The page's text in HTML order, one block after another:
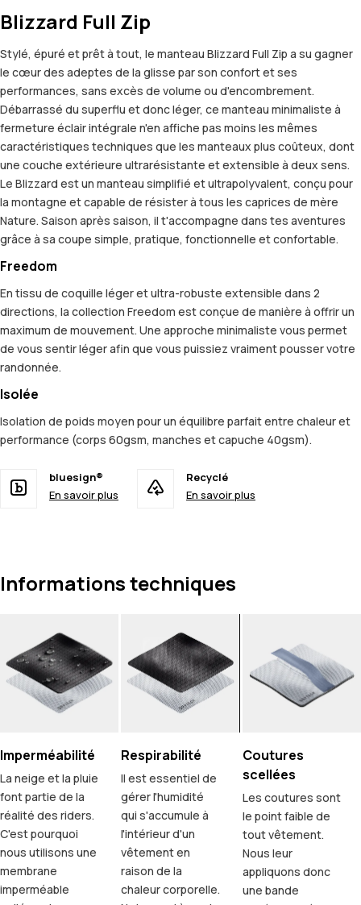
Blizzard Full Zip
Stylé, épuré et prêt à tout, le manteau Blizzard Full Zip a su gagner
le cœur des adeptes de la glisse par son confort et ses
performances, sans excès de volume ou d'encombrement.
Débarrassé du superflu et donc léger, ce manteau minimaliste à
fermeture éclair intégrale n'en affiche pas moins les mêmes
caractéristiques techniques que les manteaux plus coûteux, dont
une couche extérieure ultrarésistante et extensible à deux sens.
Le Blizzard est un manteau simplifié et ultrapolyvalent, conçu pour
la montagne et capable de résister à tous les caprices de mère
Nature. Saison après saison, il t'accompagne dans tes aventures
grâce à sa coupe simple, pratique, fonctionnelle et confortable.
Freedom
En tissu de coquille léger et ultra-robuste extensible dans 2
directions, la collection Freedom est conçue de manière à offrir un
maximum de mouvement. Une approche minimaliste vous permet
de vous sentir léger afin que vous puissiez vraiment pousser votre
randonnée.
Isolée
Isolation de poids moyen pour un équilibre parfait entre chaleur et
performance (corps 60gsm, manches et capuche 40gsm).
bluesign®
En savoir plus
Recyclé
En savoir plus
Informations techniques
Imperméabilité
La neige et la pluie
font partie de la
réalité des riders.
C'est pourquoi
nous utilisons une
membrane
imperméable
Respirabilité
Il est essentiel de
gérer l'humidité
qui s'accumule à
l'intérieur d'un
vêtement en
raison de la
chaleur corporelle.
Coutures
scellées
Les coutures sont
le point faible de
tout vêtement.
Nous leur
appliquons donc
une bande